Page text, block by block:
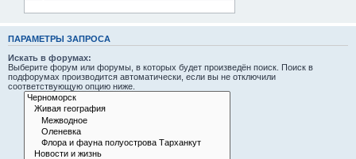
ПАРАМЕТРЫ ЗАПРОСА
Искать в форумах:
Выберите форум или форумы, в которых будет произведён поиск. Поиск в
подфорумах производится автоматически, если вы не отключили
соответствующую опцию ниже.